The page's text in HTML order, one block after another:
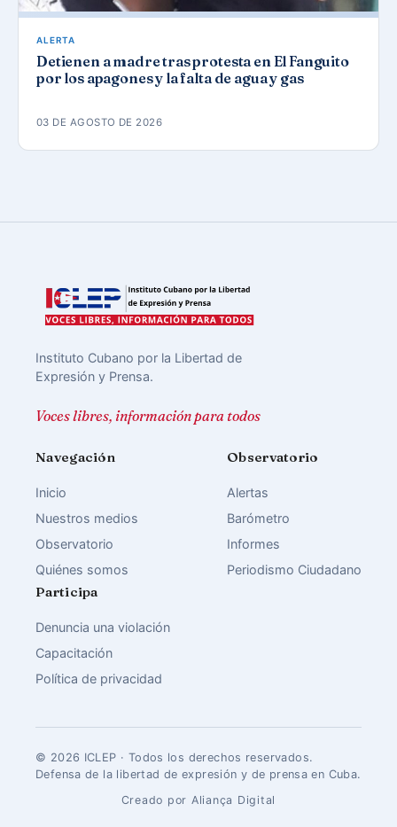
ALERTA
Detienen a madre tras protesta en El Fanguito
por los apagones y la falta de agua y gas
03 DE AGOSTO DE 2026
Instituto Cubano por la Libertad de
Expresión y Prensa.
Voces libres, información para todos
Navegación
Inicio
Nuestros medios
Observatorio
Quiénes somos
Observatorio
Alertas
Barómetro
Informes
Periodismo Ciudadano
Participa
Denuncia una violación
Capacitación
Política de privacidad
© 2026 ICLEP · Todos los derechos reservados.
Defensa de la libertad de expresión y de prensa en Cuba.
Creado por Aliança Digital